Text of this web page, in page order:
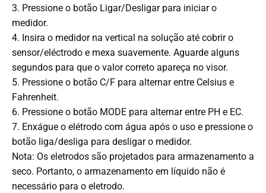
3. Pressione o botão Ligar/Desligar para iniciar o
medidor.
4. Insira o medidor na vertical na solução até cobrir o
sensor/eléctrodo e mexa suavemente. Aguarde alguns
segundos para que o valor correto apareça no visor.
5. Pressione o botão C/F para alternar entre Celsius e
Fahrenheit.
6. Pressione o botão MODE para alternar entre PH e EC.
7. Enxágue o elétrodo com água após o uso e pressione o
botão liga/desliga para desligar o medidor.
Nota: Os eletrodos são projetados para armazenamento a
seco. Portanto, o armazenamento em líquido não é
necessário para o eletrodo.